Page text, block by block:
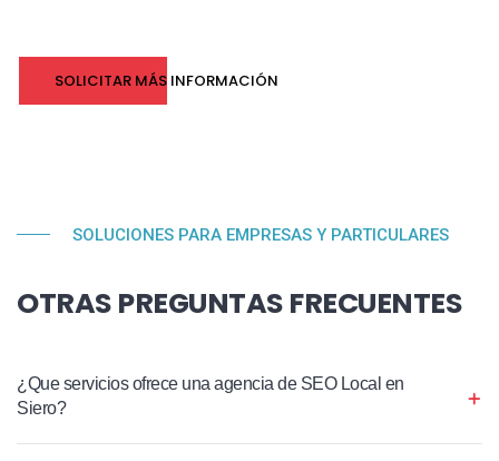
SOLICITAR MÁS INFORMACIÓN
SOLUCIONES PARA EMPRESAS Y PARTICULARES
OTRAS PREGUNTAS FRECUENTES
¿Que servicios ofrece una agencia de SEO Local en
Siero?